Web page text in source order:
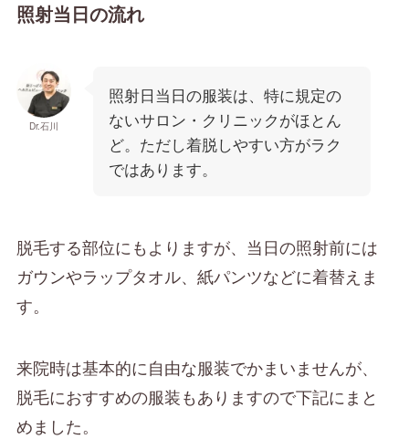
照射当日の流れ
Dr.石川
照射日当日の服装は、特に規定の
ないサロン・クリニックがほとん
ど。ただし着脱しやすい方がラク
ではあります。
脱毛する部位にもよりますが、当日の照射前には
ガウンやラップタオル、紙パンツなどに着替えま
す。
来院時は基本的に自由な服装でかまいませんが、
脱毛におすすめの服装もありますので下記にまと
めました。